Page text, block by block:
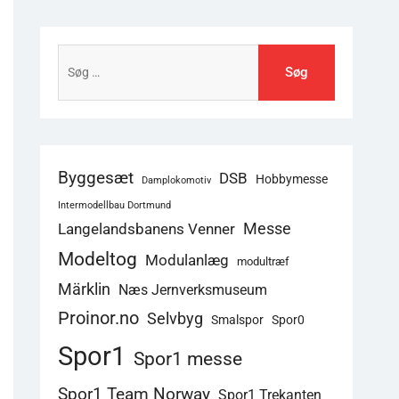
efter:
Byggesæt Damplokomotiv DSB Hobbymesse
Intermodellbau Dortmund
Langelandsbanens Venner Messe
Modeltog Modulanlæg modultræf
Märklin Næs Jernverksmuseum
Proinor.no Selvbyg Smalspor Spor0
Spor1 Spor1 messe
Spor1 Team Norway Spor1 Trekanten